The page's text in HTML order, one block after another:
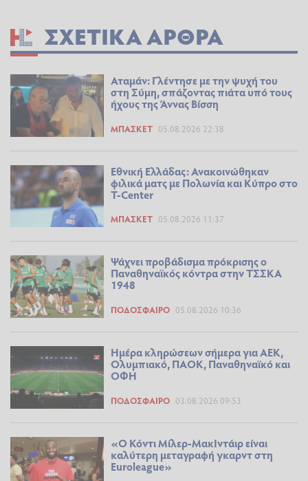
ΣΧΕΤΙΚΆ ΆΡΘΡΑ
Αταμάν: Γλέντησε με την ψυχή του
στη Σύμη, σπάζοντας πιάτα υπό τους
ήχους της Άννας Βίσση
ΜΠΆΣΚΕΤ 05.08.2026 22:38
Εθνική Ελλάδας: Ανακοινώθηκαν
φιλικά ματς με Πολωνία και Κύπρο στο
T-Center
ΜΠΆΣΚΕΤ 05.08.2026 11:37
Ψάχνει προβάδισμα πρόκρισης ο
Παναθηναϊκός κόντρα στην ΤΣΣΚΑ
1948
ΠΟΔΌΣΦΑΙΡΟ 05.08.2026 10:36
Ημέρα κληρώσεων σήμερα για ΑΕΚ,
Ολυμπιακό, ΠΑΟΚ, Παναθηναϊκό και
ΟΦΗ
ΠΟΔΌΣΦΑΙΡΟ 03.08.2026 09:53
«Ο Κόντι Μίλερ-ΜακΙντάιρ είναι
καλύτερη μεταγραφή γκαρντ στη
Euroleague»